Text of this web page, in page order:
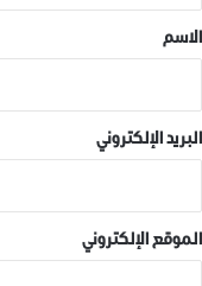
*الاسم
البريد الإلكتروني
الموقع الإلكتروني